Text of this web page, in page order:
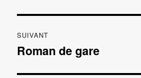
SUIVANT
Publication
Roman de gare